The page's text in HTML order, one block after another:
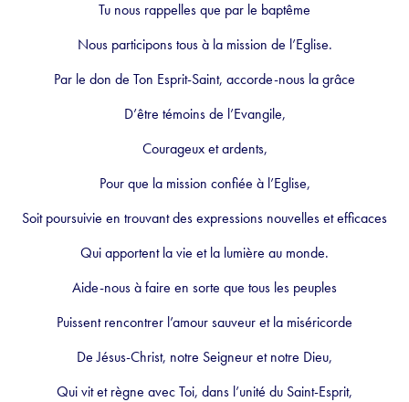
Tu nous rappelles que par le baptême
Nous participons tous à la mission de l’Eglise.
Par le don de Ton Esprit-Saint, accorde-nous la grâce
D’être témoins de l’Evangile,
Courageux et ardents,
Pour que la mission confiée à l’Eglise,
Soit poursuivie en trouvant des expressions nouvelles et efficaces
Qui apportent la vie et la lumière au monde.
Aide-nous à faire en sorte que tous les peuples
Puissent rencontrer l’amour sauveur et la miséricorde
De Jésus-Christ, notre Seigneur et notre Dieu,
Qui vit et règne avec Toi, dans l’unité du Saint-Esprit,